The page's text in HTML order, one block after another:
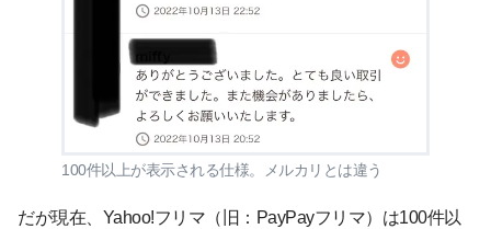
100件以上が表示される仕様。メルカリとは違う
だが現在、Yahoo!フリマ（旧：PayPayフリマ）は100件以